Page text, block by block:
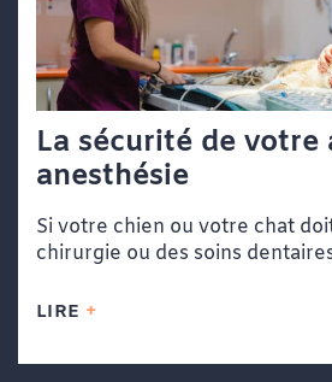
La sécurité de votre
anesthésie
Si votre chien ou votre chat
chirurgie ou des soins
LIRE